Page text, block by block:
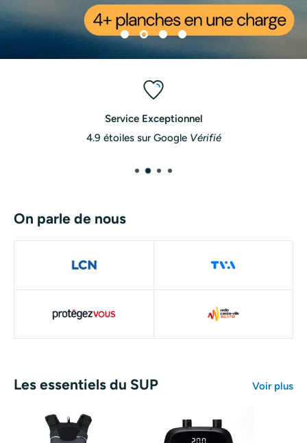
Service Exceptionnel
4.9 étoiles sur Google Vérifié
On parle de nous
Les essentiels du SUP Voir plus